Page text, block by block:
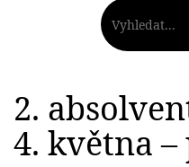
2.
4. května